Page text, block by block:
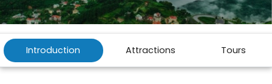
Introduction Attractions Tours